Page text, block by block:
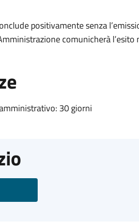
positivamente senza
comunicherà l’esito
30 giorni